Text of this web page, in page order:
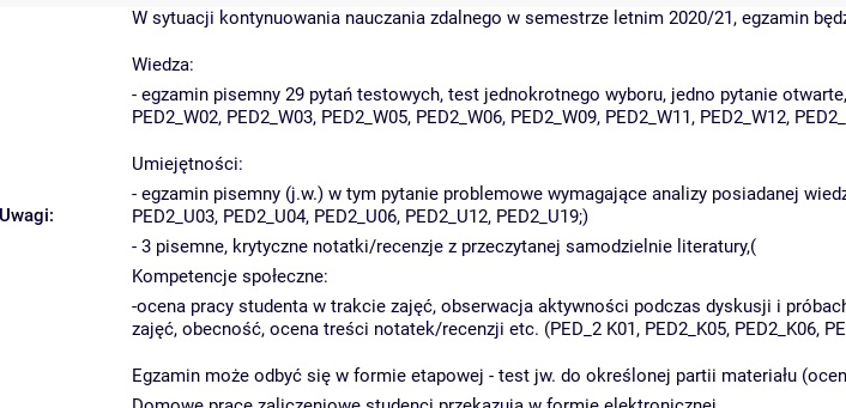
Uwagi:
W sytuacji kontynuowania nauczania zdalnego w semestrze letnim 2020/21, egzamin
Wiedza:
- egzamin pisemny 29 pytań testowych, test jednokrotnego wyboru, jedno pytanie
PED2_W02, PED2_W03, PED2_W05, PED2_W06, PED2_W09, PED2_W11, PED2_W12,
Umiejętności:
- egzamin pisemny (j.w.) w tym pytanie problemowe wymagające analizy posiadanej
PED2_U03, PED2_U04, PED2_U06, PED2_U12, PED2_U19;)
- 3 pisemne, krytyczne notatki/recenzje z przeczytanej samodzielnie literatury,(
Kompetencje społeczne:
-ocena pracy studenta w trakcie zajęć, obserwacja aktywności podczas dyskusji i
zajęć, obecność, ocena treści notatek/recenzji etc. (PED_2 K01, PED2_K05, PED2_K06,
Egzamin może odbyć się w formie etapowej - test jw. do określonej partii materiału